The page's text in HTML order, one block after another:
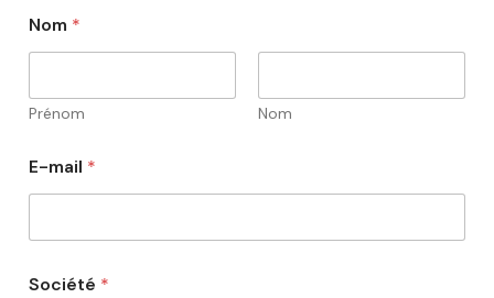
Nom *
Prénom Nom
E-mail *
Société *